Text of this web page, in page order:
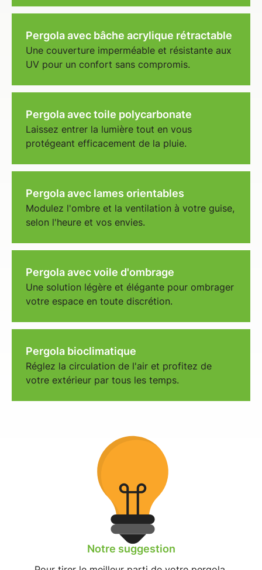
Pergola avec bâche acrylique rétractable
Une couverture imperméable et résistante aux
UV pour un confort sans compromis.
Pergola avec toile polycarbonate
Laissez entrer la lumière tout en vous
protégeant efficacement de la pluie.
Pergola avec lames orientables
Modulez l'ombre et la ventilation à votre guise,
selon l'heure et vos envies.
Pergola avec voile d'ombrage
Une solution légère et élégante pour ombrager
votre espace en toute discrétion.
Pergola bioclimatique
Réglez la circulation de l'air et profitez de
votre extérieur par tous les temps.
Notre suggestion